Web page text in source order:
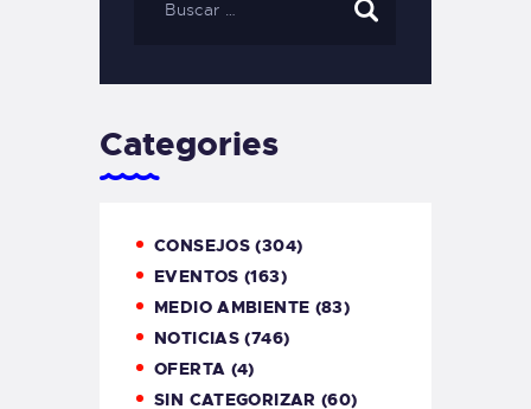
Categories
CONSEJOS (304)
EVENTOS (163)
MEDIO AMBIENTE (83)
NOTICIAS (746)
OFERTA (4)
SIN CATEGORIZAR (60)